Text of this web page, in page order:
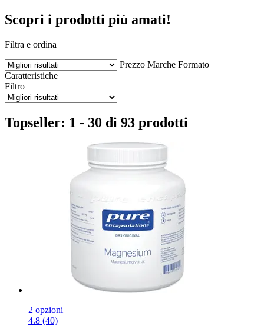
Scopri i prodotti più amati!
Filtra e ordina
Prezzo Marche Formato
Caratteristiche
Filtro
Topseller: 1 - 30 di 93 prodotti
2 opzioni
4.8 (40)